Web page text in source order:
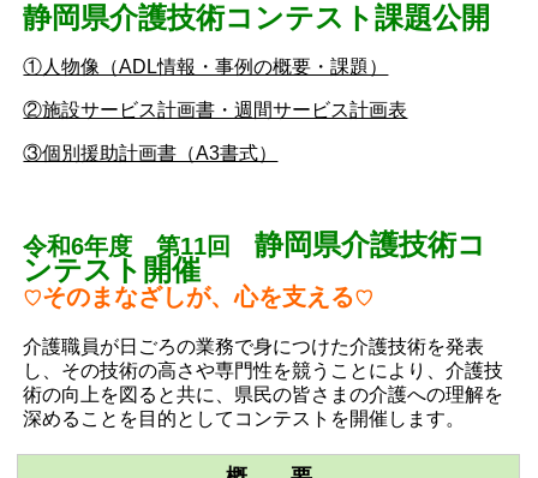
静岡県介護技術コンテスト課題公開
①人物像（ADL情報・事例の概要・課題）
②施設サービス計画書・週間サービス計画表
③個別援助計画書（A3書式）
令和6年度 第11回静岡県介護技術コ
ンテスト開催
♡そのまなざしが、心を支える♡
介護職員が日ごろの業務で身につけた介護技術を発表
し、その技術の高さや専門性を競うことにより、介護技
術の向上を図ると共に、県民の皆さまの介護への理解を
深めることを目的としてコンテストを開催します。